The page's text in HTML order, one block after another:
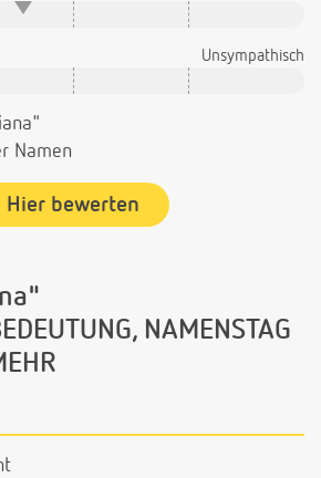
Unsympathisch
Namen
Hier bewerten
NAMENSTAG